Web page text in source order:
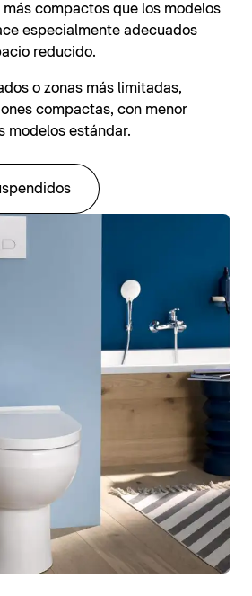
más compactos que los modelos
especialmente adecuados
reducido.
o zonas más limitadas,
compactas, con menor
modelos estándar.